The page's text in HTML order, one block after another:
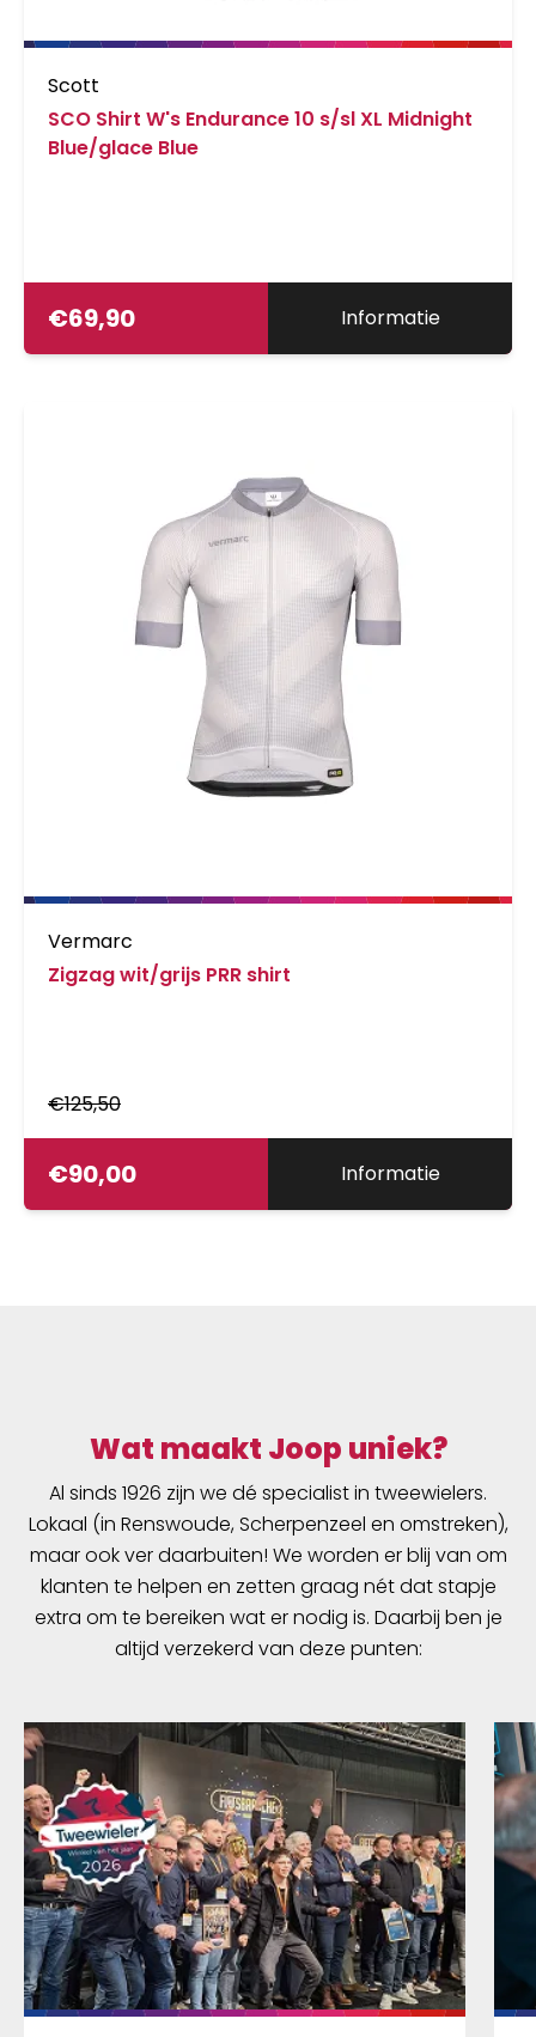
Scott
SCO Shirt W's Endurance 10 s/sl XL Midnight
Blue/glace Blue
€69,90 Informatie
Vermarc
Zigzag wit/grijs PRR shirt
€125,50
€90,00 Informatie
Wat maakt Joop uniek?
Al sinds 1926 zijn we dé specialist in tweewielers.
Lokaal (in Renswoude, Scherpenzeel en omstreken),
maar ook ver daarbuiten! We worden er blij van om
klanten te helpen en zetten graag nét dat stapje
extra om te bereiken wat er nodig is. Daarbij ben je
altijd verzekerd van deze punten: